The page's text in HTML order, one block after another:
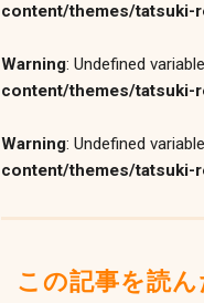
content/themes/tatsuki-
Warning: Undefined
content/themes/tatsuki-
Warning: Undefined
content/themes/tatsuki-
この記事を読